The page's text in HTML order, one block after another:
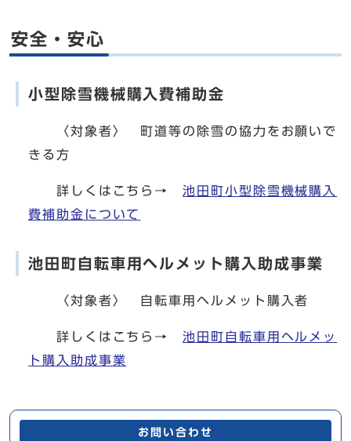
安全・安心
小型除雪機械購入費補助金
〈対象者〉 町道等の除雪の協力をお願いで
きる方
詳しくはこちら→池田町小型除雪機械購入
費補助金について
池田町自転車用ヘルメット購入助成事業
〈対象者〉 自転車用ヘルメット購入者
詳しくはこちら→池田町自転車用ヘルメッ
ト購入助成事業
お問い合わせ